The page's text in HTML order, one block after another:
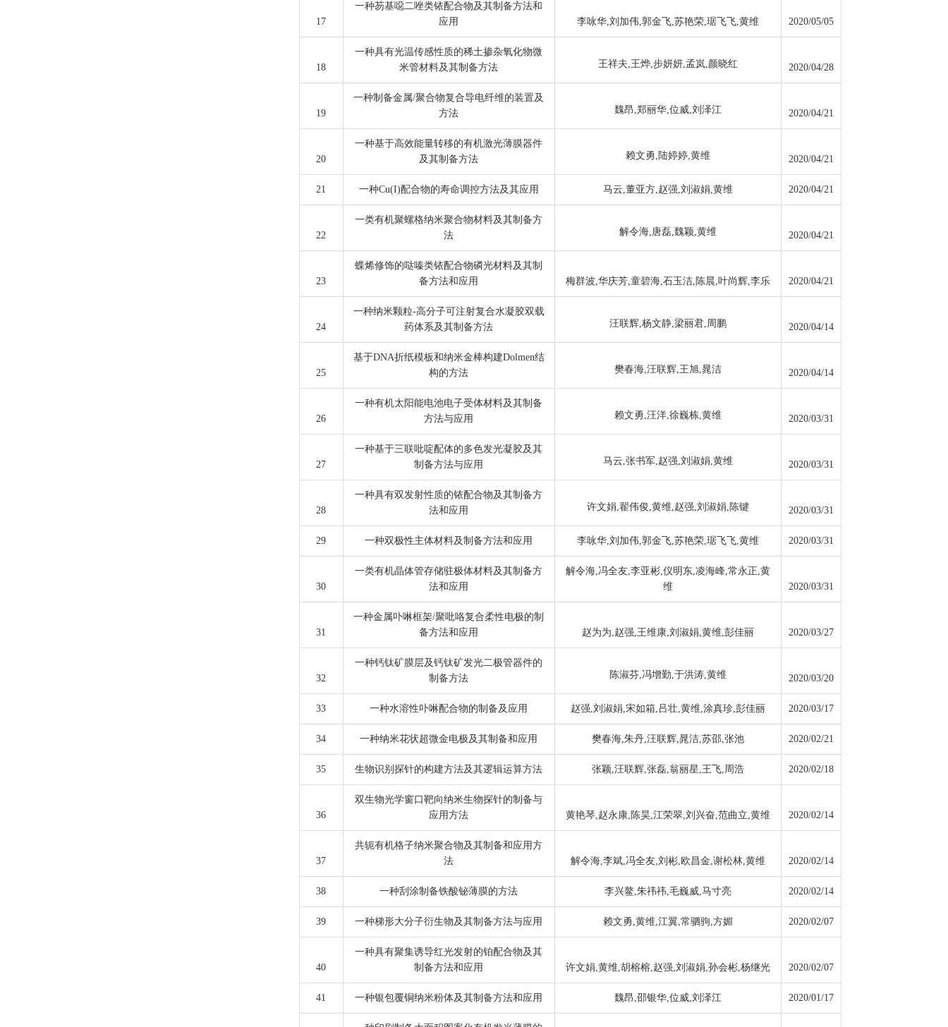
17
一种芴基噁二唑类铱配合物及其制备方法和
应用
李咏华,刘加伟,郭金飞,苏艳荣,琚飞飞,黄维 2020/05/05
18
一种具有光温传感性质的稀土掺杂氧化物微
米管材料及其制备方法
王祥夫,王烨,步妍妍,孟岚,颜晓红 2020/04/28
19
一种制备金属/聚合物复合导电纤维的装置及
方法
魏昂,郑丽华,位威,刘泽江 2020/04/21
20
一种基于高效能量转移的有机激光薄膜器件
及其制备方法
赖文勇,陆婷婷,黄维 2020/04/21
21 一种Cu(I)配合物的寿命调控方法及其应用 马云,董亚方,赵强,刘淑娟,黄维 2020/04/21
22
一类有机聚螺格纳米聚合物材料及其制备方
法
解令海,唐磊,魏颖,黄维 2020/04/21
23
蝶烯修饰的哒嗪类铱配合物磷光材料及其制
备方法和应用
梅群波,华庆芳,童碧海,石玉洁,陈晨,叶尚辉,李乐 2020/04/21
24
一种纳米颗粒-高分子可注射复合水凝胶双载
药体系及其制备方法
汪联辉,杨文静,梁丽君,周鹏 2020/04/14
25
基于DNA折纸模板和纳米金棒构建Dolmen结
构的方法
樊春海,汪联辉,王旭,晁洁 2020/04/14
26
一种有机太阳能电池电子受体材料及其制备
方法与应用
赖文勇,汪洋,徐巍栋,黄维 2020/03/31
27
一种基于三联吡啶配体的多色发光凝胶及其
制备方法与应用
马云,张书军,赵强,刘淑娟,黄维 2020/03/31
28
一种具有双发射性质的铱配合物及其制备方
法和应用
许文娟,翟伟俊,黄维,赵强,刘淑娟,陈键 2020/03/31
29 一种双极性主体材料及制备方法和应用 李咏华,刘加伟,郭金飞,苏艳荣,琚飞飞,黄维 2020/03/31
30
一类有机晶体管存储驻极体材料及其制备方
法和应用
解令海,冯全友,李亚彬,仪明东,凌海峰,常永正,黄
维
2020/03/31
31
一种金属卟啉框架/聚吡咯复合柔性电极的制
备方法和应用
赵为为,赵强,王维康,刘淑娟,黄维,彭佳丽 2020/03/27
32
一种钙钛矿膜层及钙钛矿发光二极管器件的
制备方法
陈淑芬,冯增勤,于洪涛,黄维 2020/03/20
33 一种水溶性卟啉配合物的制备及应用 赵强,刘淑娟,宋如箱,吕壮,黄维,涂真珍,彭佳丽 2020/03/17
34 一种纳米花状超微金电极及其制备和应用 樊春海,朱丹,汪联辉,晁洁,苏邵,张池 2020/02/21
35 生物识别探针的构建方法及其逻辑运算方法 张颖,汪联辉,张磊,翁丽星,王飞,周浩 2020/02/18
36
双生物光学窗口靶向纳米生物探针的制备与
应用方法
黄艳琴,赵永康,陈昊,江荣翠,刘兴奋,范曲立,黄维 2020/02/14
37
共轭有机格子纳米聚合物及其制备和应用方
法
解令海,李斌,冯全友,刘彬,欧昌金,谢松林,黄维 2020/02/14
38 一种刮涂制备铁酸铋薄膜的方法 李兴鳌,朱祎祎,毛巍威,马寸亮 2020/02/14
39 一种梯形大分子衍生物及其制备方法与应用 赖文勇,黄维,江翼,常驷驹,方媚 2020/02/07
40
一种具有聚集诱导红光发射的铂配合物及其
制备方法和应用
许文娟,黄维,胡榕榕,赵强,刘淑娟,孙会彬,杨继光 2020/02/07
41 一种银包覆铜纳米粉体及其制备方法和应用 魏昂,邵银华,位威,刘泽江 2020/01/17